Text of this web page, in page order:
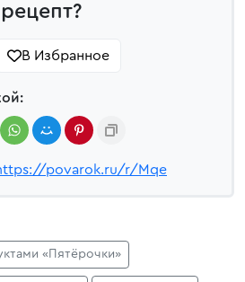
В Избранное
povarok.ru/r/Mqe
«Пятёрочки»